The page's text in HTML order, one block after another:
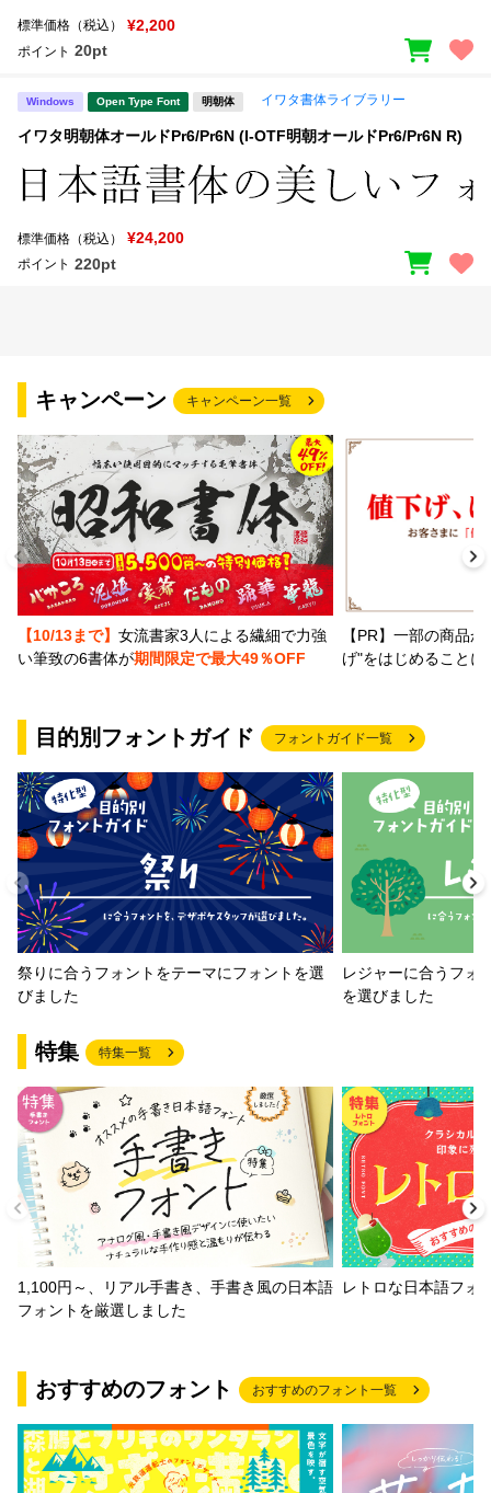
標準価格（税込） ¥2,200
ポイント 20pt
Windows Open Type Font 明朝体 イワタ書体ライブラリー
イワタ明朝体オールドPr6/Pr6N (I-OTF明朝オールドPr6/Pr6N R)
標準価格（税込） ¥24,200
ポイント 220pt
キャンペーン キャンペーン一覧
【10/13まで】 女流書家3人による繊細で力強
い筆致の6書体が期間限定で最大49％OFF
【PR】一部の商品
げ"をはじめること
目的別フォントガイド フォントガイド一覧
祭りに合うフォントをテーマにフォントを選
びました
レジャーに合うフォ
を選びました
特集 特集一覧
1,100円～、リアル手書き、手書き風の日本語
フォントを厳選しました
レトロな日本語フォ
おすすめのフォント おすすめのフォント一覧